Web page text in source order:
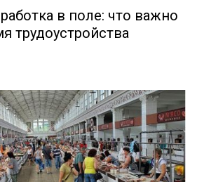
в поле: что важно
трудоустройства